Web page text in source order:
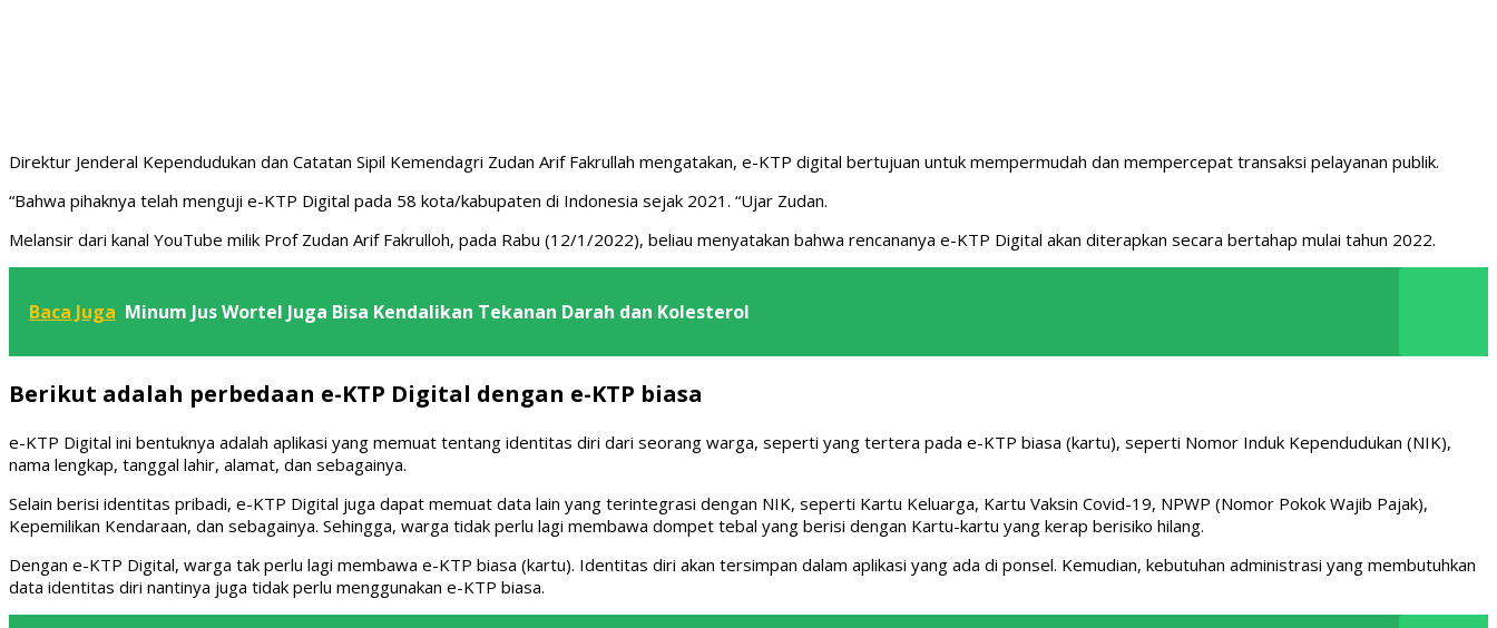
Direktur Jenderal Kependudukan dan Catatan Sipil Kemendagri Zudan Arif Fakrullah mengatakan, e-KTP digital bertujuan untuk mempermudah dan mempercepat transaksi pelayanan publik.
“Bahwa pihaknya telah menguji e-KTP Digital pada 58 kota/kabupaten di Indonesia sejak 2021. “Ujar Zudan.
Melansir dari kanal YouTube milik Prof Zudan Arif Fakrulloh, pada Rabu (12/1/2022), beliau menyatakan bahwa rencananya e-KTP Digital akan diterapkan secara bertahap mulai tahun 2022.
Baca Juga Minum Jus Wortel Juga Bisa Kendalikan Tekanan Darah dan Kolesterol
Berikut adalah perbedaan e-KTP Digital dengan e-KTP biasa
e-KTP Digital ini bentuknya adalah aplikasi yang memuat tentang identitas diri dari seorang warga, seperti yang tertera pada e-KTP biasa (kartu), seperti Nomor Induk Kependudukan (NIK),
nama lengkap, tanggal lahir, alamat, dan sebagainya.
Selain berisi identitas pribadi, e-KTP Digital juga dapat memuat data lain yang terintegrasi dengan NIK, seperti Kartu Keluarga, Kartu Vaksin Covid-19, NPWP (Nomor Pokok Wajib Pajak),
Kepemilikan Kendaraan, dan sebagainya. Sehingga, warga tidak perlu lagi membawa dompet tebal yang berisi dengan Kartu-kartu yang kerap berisiko hilang.
Dengan e-KTP Digital, warga tak perlu lagi membawa e-KTP biasa (kartu). Identitas diri akan tersimpan dalam aplikasi yang ada di ponsel. Kemudian, kebutuhan administrasi yang membutuhkan
data identitas diri nantinya juga tidak perlu menggunakan e-KTP biasa.